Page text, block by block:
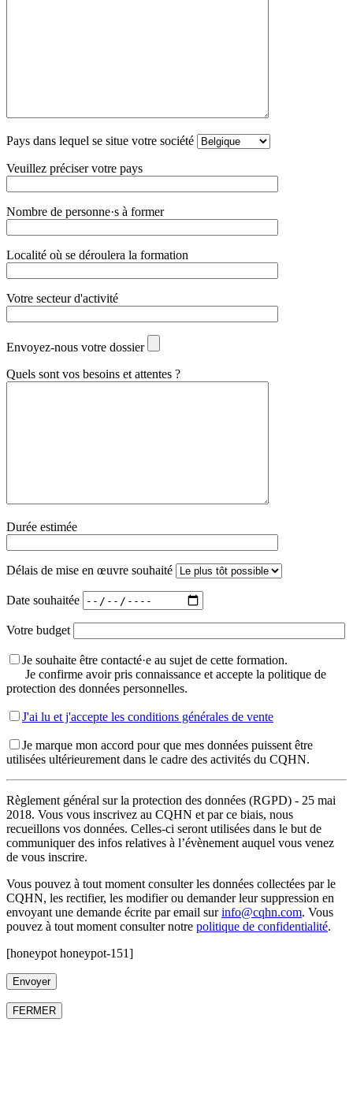
Pays dans lequel se situe votre société
Veuillez préciser votre pays
Nombre de personne·s à former
Localité où se déroulera la formation
Votre secteur d'activité
Envoyez-nous votre dossier
Quels sont vos besoins et attentes ?
Durée estimée
Délais de mise en œuvre souhaité
Date souhaitée
Votre budget
Je souhaite être contacté·e au sujet de cette formation.
Je confirme avoir pris connaissance et accepte la politique de
protection des données personnelles.
J'ai lu et j'accepte les conditions générales de vente
Je marque mon accord pour que mes données puissent être
utilisées ultérieurement dans le cadre des activités du CQHN.
Règlement général sur la protection des données (RGPD) - 25 mai
2018. Vous vous inscrivez au CQHN et par ce biais, nous
recueillons vos données. Celles-ci seront utilisées dans le but de
communiquer des infos relatives à l’évènement auquel vous venez
de vous inscrire.
Vous pouvez à tout moment consulter les données collectées par le
CQHN, les rectifier, les modifier ou demander leur suppression en
envoyant une demande écrite par email surinfo@cqhn.com. Vous
pouvez à tout moment consulter notre politique de confidentialité.
[honeypot honeypot-151]
FERMER